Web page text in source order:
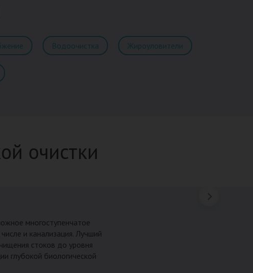
Водоочистка Жироуловители
очистки
многоступенчатое
и канализация. Лучший
стоков до уровня
глубокой биологической